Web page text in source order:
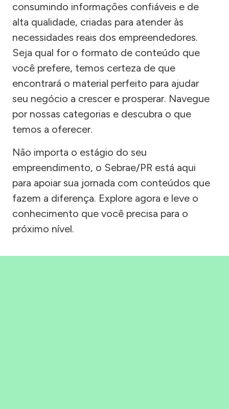
consumindo informações confiáveis e de
alta qualidade, criadas para atender às
necessidades reais dos empreendedores.
Seja qual for o formato de conteúdo que
você prefere, temos certeza de que
encontrará o material perfeito para ajudar
seu negócio a crescer e prosperar. Navegue
por nossas categorias e descubra o que
temos a oferecer.
Não importa o estágio do seu
empreendimento, o Sebrae/PR está aqui
para apoiar sua jornada com conteúdos que
fazem a diferença. Explore agora e leve o
conhecimento que você precisa para o
próximo nível.